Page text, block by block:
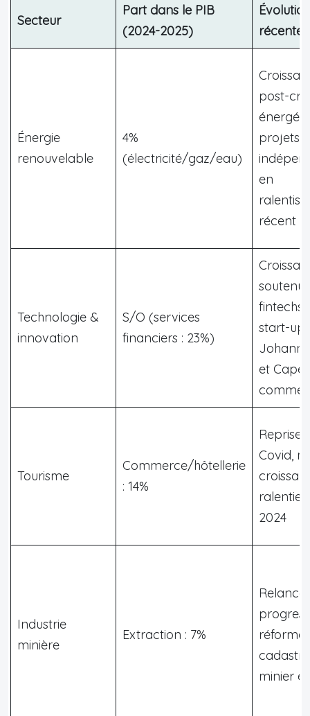
Secteur
Part dans le PIB
(2024-2025)
récente
Énergie
renouvelable
4%
(électricité/gaz/eau)
post-
projets
en
récent
Technologie &
innovation
S/O (services
financiers : 23%)
fintechs
start-up,
et Cape
comme
Tourisme
Commerce/hôtellerie
: 14%
Reprise
Covid,
ralentie
2024
Industrie
minière
Extraction : 7%
Relance
réforme
cadastre
minier